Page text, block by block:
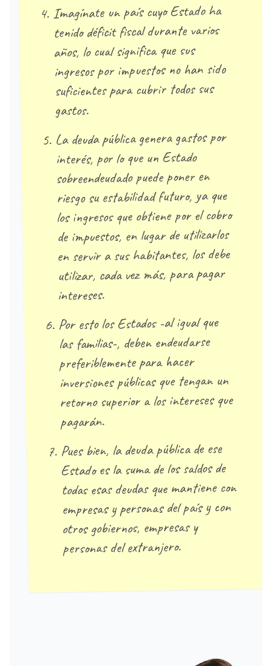
Imagínate un país cuyo Estado ha
tenido déficit fiscal durante varios
años, lo cual significa que sus
ingresos por impuestos no han sido
suficientes para cubrir todos sus
gastos.
La deuda pública genera gastos por
interés, por lo que un Estado
sobreendeudado puede poner en
riesgo su estabilidad futuro, ya que
los ingresos que obtiene por el cobro
de impuestos, en lugar de utilizarlos
en servir a sus habitantes, los debe
utilizar, cada vez más, para pagar
intereses.
Por esto los Estados -al igual que
las familias-, deben endeudarse
preferiblemente para hacer
inversiones públicas que tengan un
retorno superior a los intereses que
pagarán.
Pues bien, la deuda pública de ese
Estado es la suma de los saldos de
todas esas deudas que mantiene con
empresas y personas del país y con
otros gobiernos, empresas y
personas del extranjero.